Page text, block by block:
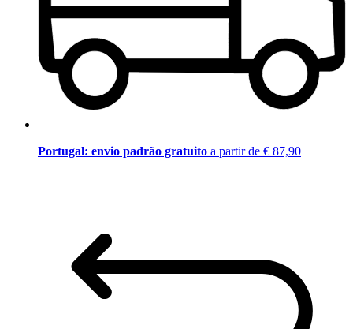
Portugal: envio padrão gratuito a partir de € 87,90